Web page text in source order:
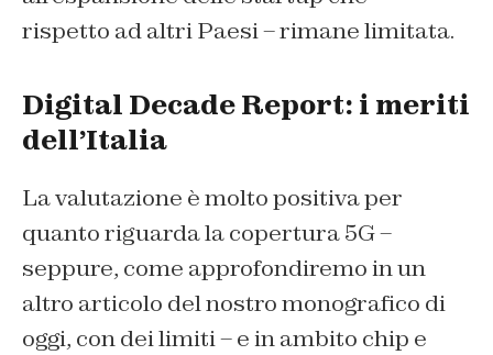
rispetto ad altri Paesi – rimane limitata.
Digital Decade Report: i meriti
dell’Italia
La valutazione è molto positiva per
quanto riguarda la copertura 5G –
seppure, come approfondiremo in un
altro articolo del nostro monografico di
oggi, con dei limiti – e in ambito chip e